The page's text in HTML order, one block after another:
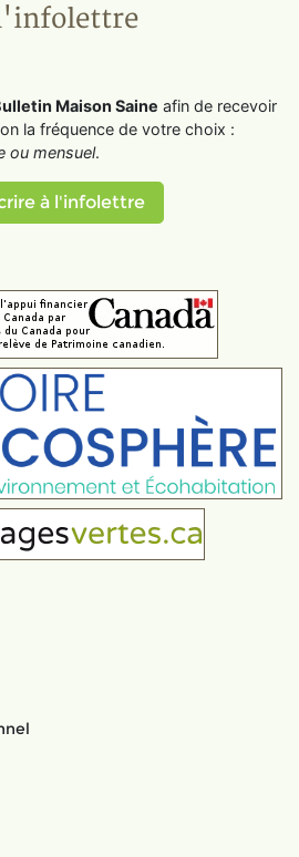
Maison Saine afin de recevoir
la fréquence de votre choix :
ou mensuel.
à l'infolettre